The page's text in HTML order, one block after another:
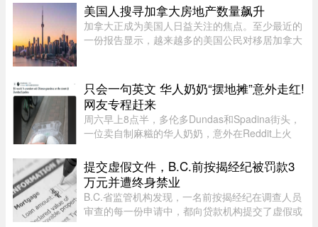
美国人搜寻加拿大房地产数量飙升
加拿大正成为美国人日益关注的焦点。至少最近的
一份报告显示，越来越多的美国公民对移居加拿大
访问量的研究，发现美国用户对加拿 ...
只会一句英文 华人奶奶“摆地摊”意外走红!
网友专程赶来
周六早上8点半，多伦多Dundas和Spadina街头，
一位卖自制麻糍的华人奶奶，意外在Reddit上火
就是几个装在塑料盒里的麻糍，5加元一盒。没想
到，一名网友随手发出的帖子， ...
提交虚假文件，B.C.前按揭经纪被罚款3
万元并遭终身禁业
B.C.省监管机构发现，一名前按揭经纪在调查人员
审查的每一份申请中，都向贷款机构提交了虚假或